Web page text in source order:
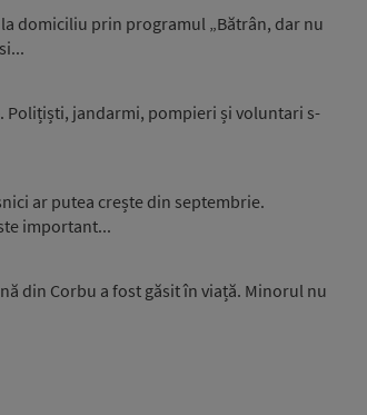
domiciliu prin programul „Bătrân, dar nu
Polițiști, jandarmi, pompieri și voluntari s-
ar putea crește din septembrie.
important...
din Corbu a fost găsit în viață. Minorul nu